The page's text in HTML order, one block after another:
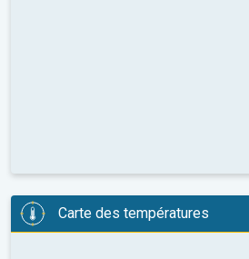
Carte des températures